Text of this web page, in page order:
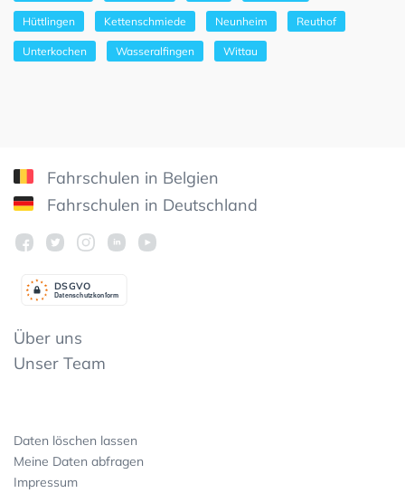
Hüttlingen Kettenschmiede Neunheim Reuthof
Unterkochen Wasseralfingen Wittau
Fahrschulen in Belgien
Fahrschulen in Deutschland
Datenschutzkonform
DSGVO
Über uns
Unser Team
Daten löschen lassen
Meine Daten abfragen
Impressum